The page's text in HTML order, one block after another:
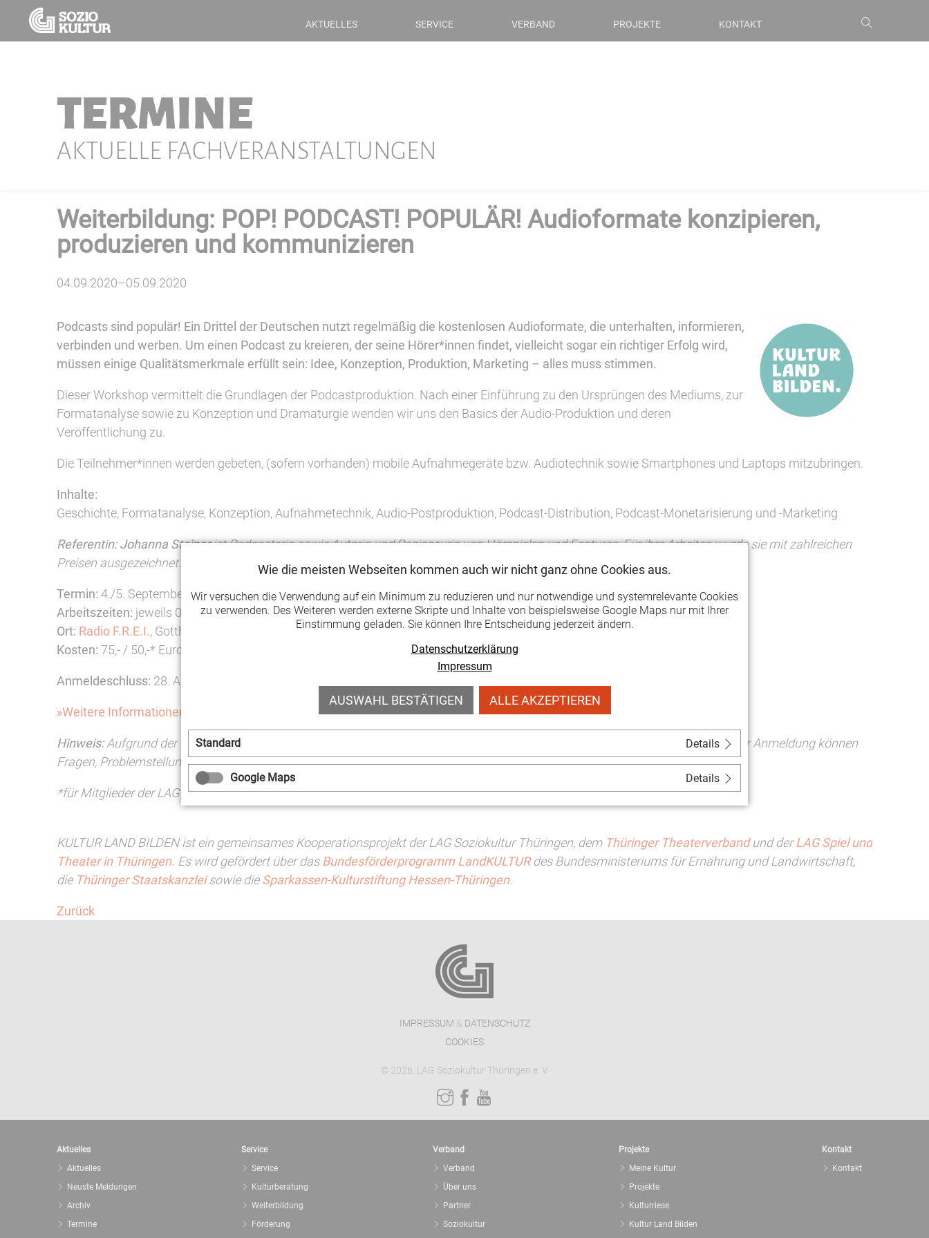
AKTUELLES SERVICE VERBAND PROJEKTE KONTAKT
TERMINE
AKTUELLE FACHVERANSTALTUNGEN
Weiterbildung: POP! PODCAST! POPULÄR! Audioformate konzipieren,
produzieren und kommunizieren
04.09.2020–05.09.2020
Podcasts sind populär! Ein Drittel der Deutschen nutzt regelmäßig die kostenlosen Audioformate, die unterhalten, informieren,
verbinden und werben. Um einen Podcast zu kreieren, der seine Hörer*innen findet, vielleicht sogar ein richtiger Erfolg wird,
müssen einige Qualitätsmerkmale erfüllt sein: Idee, Konzeption, Produktion, Marketing – alles muss stimmen.
Dieser Workshop vermittelt die Grundlagen der Podcastproduktion. Nach einer Einführung zu den Ursprüngen des Mediums, zur
Formatanalyse sowie zu Konzeption und Dramaturgie wenden wir uns den Basics der Audio-Produktion und deren
Veröffentlichung zu.
Die Teilnehmer*innen werden gebeten, (sofern vorhanden) mobile Aufnahmegeräte bzw. Audiotechnik sowie Smartphones und Laptops mitzubringen.
Inhalte:
Geschichte, Formatanalyse, Konzeption, Aufnahmetechnik, Audio-Postproduktion, Podcast-Distribution, Podcast-Monetarisierung und -Marketing
Referentin: Johanna Steinerist Podcasterin sowie Autorin und Regisseurin von Hörspielen und Features. Für ihre Arbeiten wurde sie mit zahlreichen
Preisen ausgezeichnet.
www.johannasteiner.de
Termin: 4./5. September 2020 (Freitag/ Samstag)
Arbeitszeiten: jeweils 09:00 – 16:30 Uhr
Ort: Radio F.R.E.I., Gotthardtstraße 21, 99084 Erfurt
Kosten: 75,- / 50,-* Euro
Anmeldeschluss: 28. August 2020
»Weitere Informationen und Anmeldung
Hinweis:Aufgrund der örtlichen Hygiene- und Infektionsschutzbestimmungen ist die Zahl der Teilnehmer*innen begrenzt. Mit der Anmeldung können
Fragen, Problemstellungen oder inhaltliche Wünsche eingereicht werden. Wir werden diese der Referentin im Vorfeld mitteilen.
*für Mitglieder der LAG Soziokultur Thüringen, des Thüringer Theaterverbandes und der LAG Spiel und Theater Thüringen
KULTUR LAND BILDEN ist ein gemeinsames Kooperationsprojekt der LAG Soziokultur Thüringen, dem Thüringer Theaterverbandund derLAG Spiel und
Theater in Thüringen. Es wird gefördert über dasBundesförderprogramm LandKULTURdes Bundesministeriums für Ernährung und Landwirtschaft,
die Thüringer Staatskanzleisowie dieSparkassen-Kulturstiftung Hessen-Thüringen.
Zurück
IMPRESSUM & DATENSCHUTZ
COOKIES
© 2026, LAG Soziokultur Thüringen e. V.
Aktuelles
Aktuelles
Neuste Meldungen
Archiv
Termine
Service
Service
Kulturberatung
Weiterbildung
Förderung
Verband
Verband
Über uns
Partner
Soziokultur
Projekte
Meine Kultur
Projekte
Kulturriese
Kultur Land Bilden
Kontakt
Kontakt
Wie die meisten Webseiten kommen auch wir nicht ganz ohne Cookies aus.
Wir versuchen die Verwendung auf ein Minimum zu reduzieren und nur notwendige und systemrelevante Cookies
zu verwenden. Des Weiteren werden externe Skripte und Inhalte von beispielsweise Google Maps nur mit Ihrer
Einstimmung geladen. Sie können Ihre Entscheidung jederzeit ändern.
Datenschutzerklärung
Impressum
AUSWAHL BESTÄTIGEN ALLE AKZEPTIEREN
Standard Details
Google Maps Details